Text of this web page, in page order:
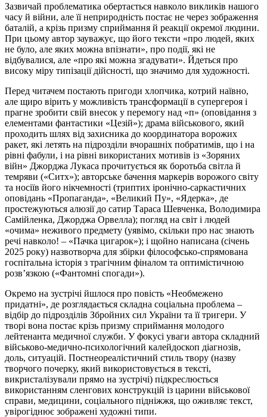
Зазвичай проблематика обертається навколо викликів нашого
часу й війни, але її неприродність постає не через зображення
баталій, а крізь призму сприймання й реакції окремої людини.
При цьому автор зауважує, що його тексти «про людей, яких
не було, але яких можна впізнати», про події, які не
відбувалися, але «про які можна згадувати». Йдеться про
високу міру типізації дійсності, що значимо для художності.
Перед читачем постають пригоди хлопчика, котрий наївно,
але щиро вірить у можливість трансформації в супергероя і
прагне зробити свій внесок у перемогу над «п» (оповідання з
елементами фантастики «Цезій»); драма військового, який
проходить шлях від захисника до координатора ворожих
ракет, які летять на підрозділи вчорашніх побратимів, що і на
рівні фабули, і на рівні використаних мотивів із «Зоряних
війн» Джорджа Лукаса прочитується як боротьба світла й
темряви («Ситх»); авторське бачення маркерів ворожого світу
та носіїв його нікчемності (триптих іронічно-саркастичних
оповідань «Пропаганда», «Великий Пу», «Ядерка», де
простежуються алюзії до сатир Тараса Шевченка, Володимира
Самійленка, Джорджа Орвелла); погляд на світ і людей
«очима» неживого предмету (уявімо, скільки про нас знають
речі навколо! – «Пачка цигарок»); і щойно написана (січень
2025 року) назвотворча для збірки філософсько-спрямована
госпітальна історія з трагічним фіналом та оптимістичною
розв’язкою («Фантомні спогади»).
Окремо на зустрічі йшлося про повість «Необмежено
придатні», де розглядається складна соціальна проблема –
відбір до підрозділів Збройних сил України та її тригери. У
творі вона постає крізь призму сприймання молодого
лейтенанта медичної служби. У фокусі уваги автора складний
військово-медично-психологічний калейдоскоп діагнозів,
доль, ситуацій. Постнеореалістичний стиль твору (назву
творчого почерку, який використовується в тексті,
викристалізували прямо на зустрічі) підкреслюється
використанням сленгових конструкцій із царини військової
справи, медицини, соціального підніжжя, що оживляє текст,
увірогіднює зображені художні типи.